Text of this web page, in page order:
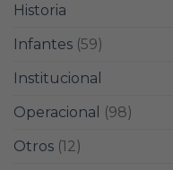
Historia
Infantes (59)
Institucional
Operacional
(98)
Otros (12)